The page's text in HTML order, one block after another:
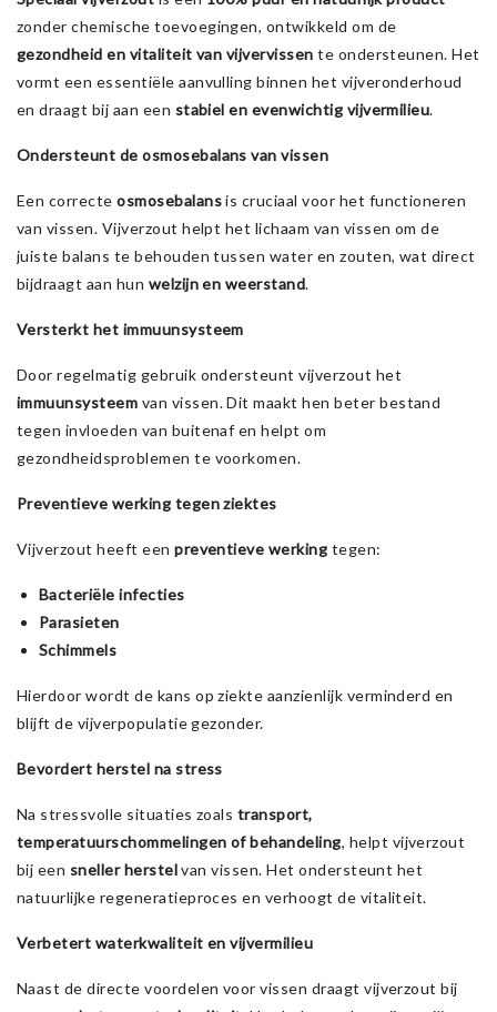
zonder chemische toevoegingen, ontwikkeld om de
gezondheid en vitaliteit van vijvervissen te ondersteunen. Het
vormt een essentiële aanvulling binnen het vijveronderhoud
en draagt bij aan een stabiel en evenwichtig vijvermilieu.
Ondersteunt de osmosebalans van vissen
Een correcteosmosebalansis cruciaal voor het functioneren
van vissen. Vijverzout helpt het lichaam van vissen om de
juiste balans te behouden tussen water en zouten, wat direct
bijdraagt aan hun welzijn en weerstand.
Versterkt het immuunsysteem
Door regelmatig gebruik ondersteunt vijverzout het
immuunsysteem van vissen. Dit maakt hen beter bestand
tegen invloeden van buitenaf en helpt om
gezondheidsproblemen te voorkomen.
Preventieve werking tegen ziektes
Vijverzout heeft eenpreventieve werking tegen:
Bacteriële infecties
Parasieten
Schimmels
Hierdoor wordt de kans op ziekte aanzienlijk verminderd en
blijft de vijverpopulatie gezonder.
Bevordert herstel na stress
Na stressvolle situaties zoals transport,
temperatuurschommelingen of behandeling, helpt vijverzout
bij een sneller herstelvan vissen. Het ondersteunt het
natuurlijke regeneratieproces en verhoogt de vitaliteit.
Verbetert waterkwaliteit en vijvermilieu
Naast de directe voordelen voor vissen draagt vijverzout bij